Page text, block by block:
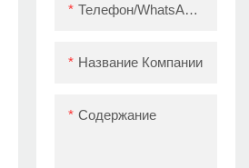
Телефон/WhatsApp/Skype
Название Компании
Содержание